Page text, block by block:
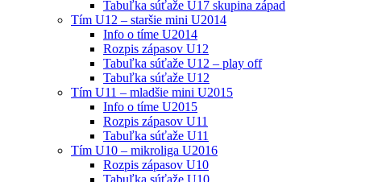
Tabuľka súťaže U17 skupina západ
Tím U12 – staršie mini U2014
Info o tíme U2014
Rozpis zápasov U12
Tabuľka súťaže U12 – play off
Tabuľka súťaže U12
Tím U11 – mladšie mini U2015
Info o tíme U2015
Rozpis zápasov U11
Tabuľka súťaže U11
Tím U10 – mikroliga U2016
Rozpis zápasov U10
Tabuľka súťaže U10